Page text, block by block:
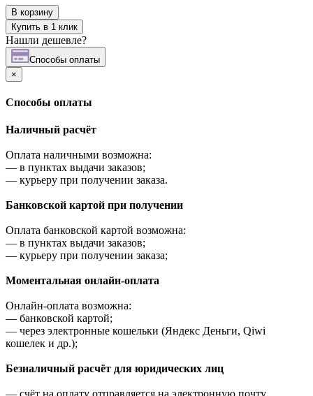
В корзину
Купить в 1 клик
Нашли дешевле?
Cпособы оплаты
×
Cпособы оплаты
Наличный расчёт
Оплата наличными возможна:
— в пунктах выдачи заказов;
— курьеру при получении заказа.
Банковской картой при получении
Оплата банковской картой возможна:
— в пунктах выдачи заказов;
— курьеру при получении заказа;
Моментальная онлайн-оплата
Онлайн-оплата возможна:
— банковской картой;
— через электронные кошельки (Яндекс Деньги, Qiwi
кошелек и др.);
Безналичный расчёт для юридических лиц